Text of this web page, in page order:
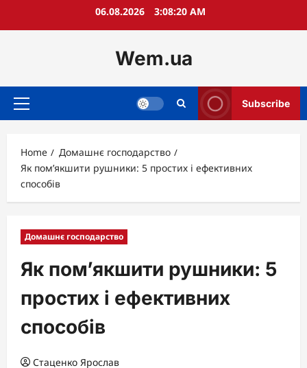
06.08.2026 3:08:21 AM
Wem.ua
Primary
Subscribe
Home
Домашнє господарство
Як пом’якшити рушники: 5 простих і ефективних
способів
Домашнє господарство
Як пом’якшити рушники: 5
простих і ефективних
способів
Стаценко Ярослав